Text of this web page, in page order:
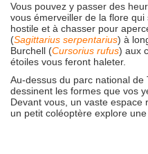
Vous pouvez y passer des
vous émerveiller de la flore qui
hostile et à chasser pour
(Sagittarius serpentarius) à
Burchell (Cursorius rufus) aux
étoiles vous feront haleter.
Au-dessus du parc national de
dessinent les formes que vos
Devant vous, un vaste espace
un petit coléoptère explore